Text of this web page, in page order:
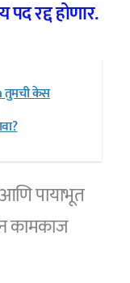
रद्द होणार.
तुमची केस
पायाभूत
कामकाज